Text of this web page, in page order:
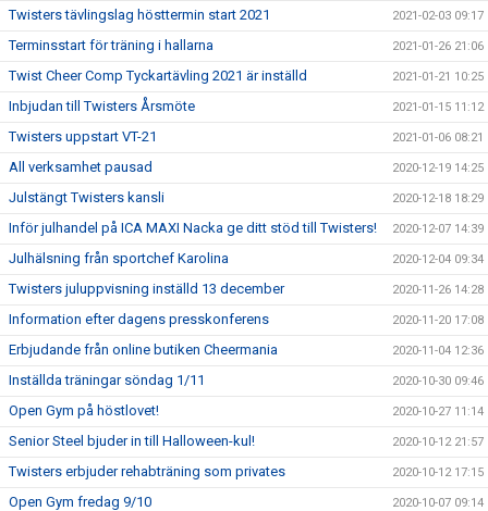
Twisters tävlingslag hösttermin start 2021 2021-02-03 09:17
Terminsstart för träning i hallarna 2021-01-26 21:06
Twist Cheer Comp Tyckartävling 2021 är inställd 2021-01-21 10:25
Inbjudan till Twisters Årsmöte 2021-01-15 11:12
Twisters uppstart VT-21 2021-01-06 08:21
All verksamhet pausad 2020-12-19 14:25
Julstängt Twisters kansli 2020-12-18 18:29
Inför julhandel på ICA MAXI Nacka ge ditt stöd till Twisters! 2020-12-07 14:39
Julhälsning från sportchef Karolina 2020-12-04 09:34
Twisters juluppvisning inställd 13 december 2020-11-26 14:28
Information efter dagens presskonferens 2020-11-20 17:08
Erbjudande från online butiken Cheermania 2020-11-04 12:36
Inställda träningar söndag 1/11 2020-10-30 09:46
Open Gym på höstlovet! 2020-10-27 11:14
Senior Steel bjuder in till Halloween-kul! 2020-10-12 21:57
Twisters erbjuder rehabträning som privates 2020-10-12 17:15
Open Gym fredag 9/10 2020-10-07 09:14